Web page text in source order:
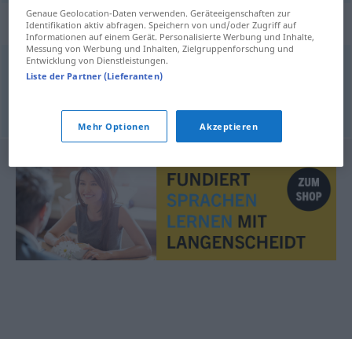
Synonyme für "Gläubiger"
Kreditgeber,Geldgeber
© OpenThesaurus.de
Genaue Geolocation-Daten verwenden. Geräteeigenschaften zur
Identifikation aktiv abfragen. Speichern von und/oder Zugriff auf
Informationen auf einem Gerät. Personalisierte Werbung und Inhalte,
Messung von Werbung und Inhalten, Zielgruppenforschung und
Entwicklung von Dienstleistungen.
Liste der Partner (Lieferanten)
Mehr Optionen Akzeptieren